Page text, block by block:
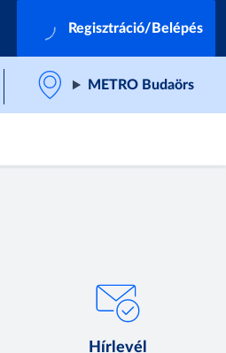
Regisztráció/Belépés
METRO Budaörs
Hírlevél